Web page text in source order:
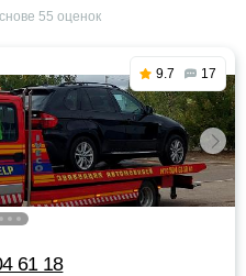
55 оценок
9.7 17
61 18